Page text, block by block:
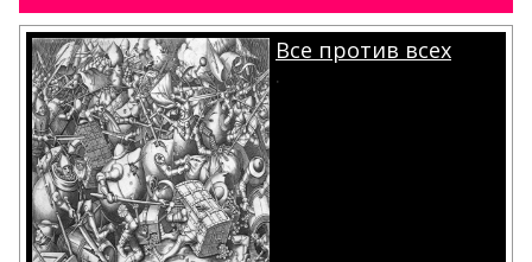
Все против всех
.